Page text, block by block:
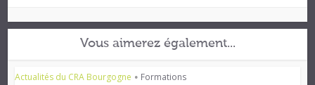
Vous aimerez également...
Actualités du CRA Bourgogne • Formations